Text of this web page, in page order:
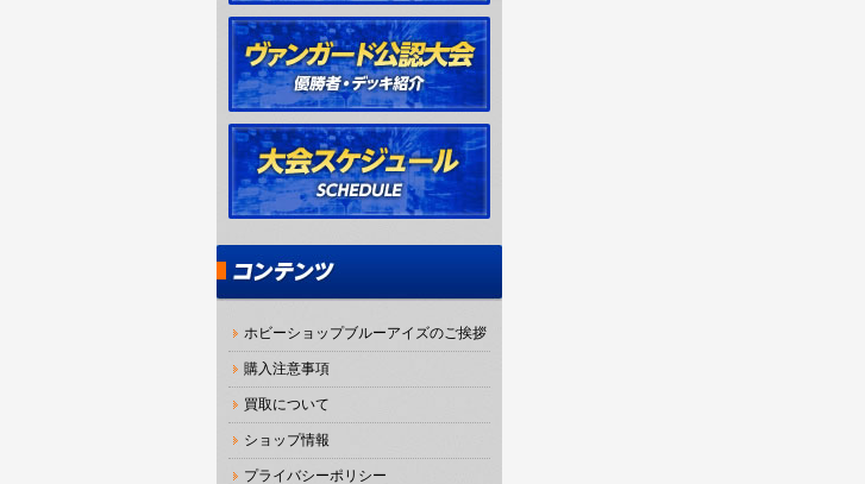
ホビーショップブルーアイズのご挨拶
購入注意事項
買取について
ショップ情報
プライバシーポリシー